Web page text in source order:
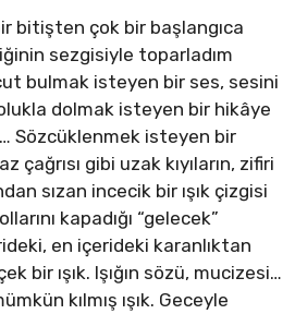
bitişten çok bir başlangıca
sezgisiyle toparladım
bulmak isteyen bir ses, sesini
dolmak isteyen bir hikâye
Sözcüklenmek isteyen bir
çağrısı gibi uzak kıyıların, zifiri
sızan incecik bir ışık çizgisi
kapadığı “gelecek”
en içerideki karanlıktan
bir ışık. Işığın sözü, mucizesi…
kılmış ışık. Geceyle